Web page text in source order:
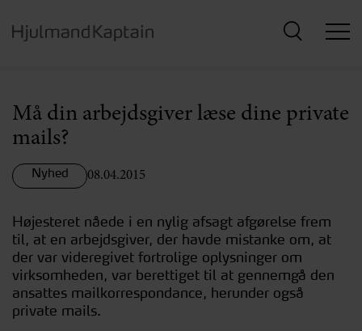
hovedindhold
Må din arbejdsgiver læse dine private
mails?
Nyhed 08.04.2015
Højesteret nåede i en nylig afsagt afgørelse frem
til, at en arbejdsgiver, der havde mistanke om, at
der var videregivet fortrolige oplysninger om
virksomheden, var berettiget til at gennemgå den
ansattes mailkorrespondance, herunder også
private mails.